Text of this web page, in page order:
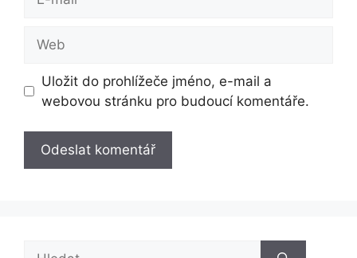
mail
Uložit do prohlížeče jméno, e-mail a
webovou stránku pro budoucí komentáře.
Hledat: